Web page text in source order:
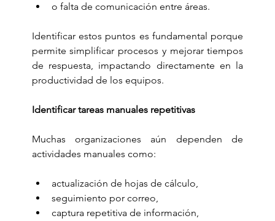
o falta de comunicación entre áreas.
Identificar estos puntos es fundamental porque
permite simplificar procesos y mejorar tiempos
de respuesta, impactando directamente en la
productividad de los equipos.
Identificar tareas manuales repetitivas
Muchas organizaciones aún dependen de
actividades manuales como:
actualización de hojas de cálculo,
seguimiento por correo,
captura repetitiva de información,